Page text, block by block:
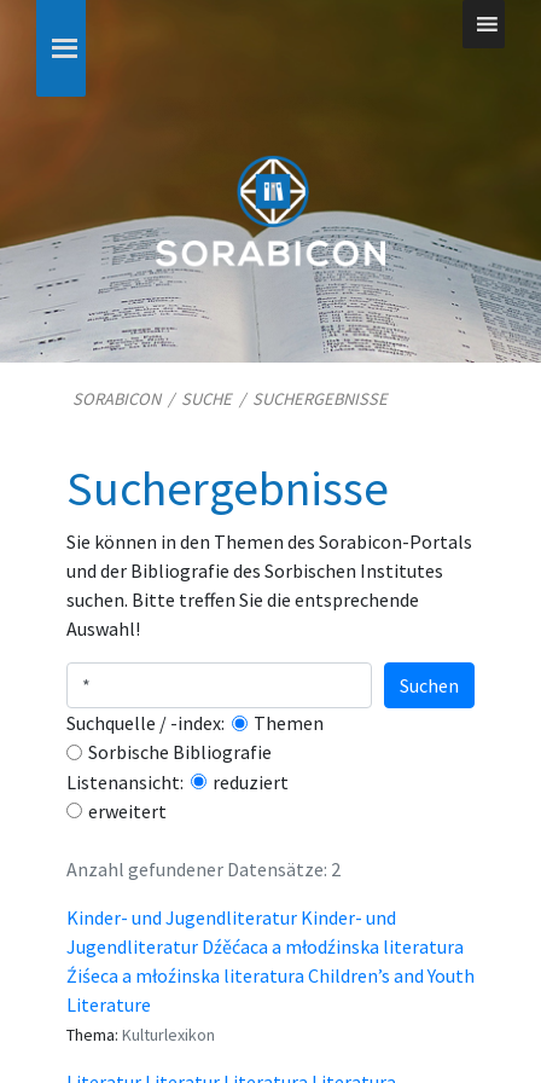
SORABICON/ SUCHE/ SUCHERGEBNISSE
Suchergebnisse
Sie können in den Themen des Sorabicon-Portals
und der Bibliografie des Sorbischen Institutes
suchen. Bitte treffen Sie die entsprechende
Auswahl!
Suchquelle / -index:
Themen
Sorbische Bibliografie
Listenansicht:
reduziert
erweitert
Suchen
Anzahl gefundener Datensätze: 2
Kinder- und Jugendliteratur Kinder- und
Jugendliteratur Dźěćaca a młodźinska literatura
Źiśeca a młoźinska literatura Children’s and Youth
Literature
Thema: Kulturlexikon